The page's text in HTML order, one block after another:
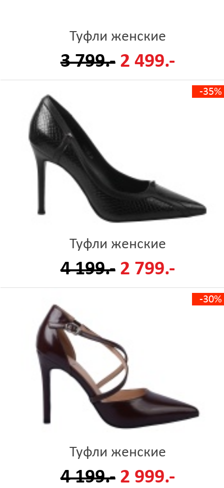
Туфли женские
3 799.- 2 499.-
-35%
Туфли женские
4 199.- 2 799.-
-30%
Туфли женские
4 199.- 2 999.-